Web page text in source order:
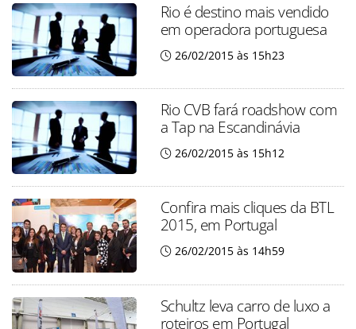
Rio é destino mais vendido
em operadora portuguesa
26/02/2015 às 15h23
Rio CVB fará roadshow com
a Tap na Escandinávia
26/02/2015 às 15h12
Confira mais cliques da BTL
2015, em Portugal
26/02/2015 às 14h59
Schultz leva carro de luxo a
roteiros em Portugal